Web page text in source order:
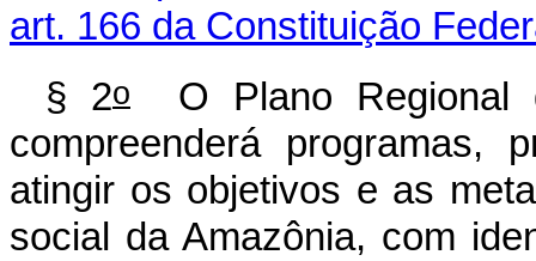
art. 166 da Constituição
§ 2o
O Plano Regional
compreenderá programas,
atingir os objetivos e as
social da Amazônia, com